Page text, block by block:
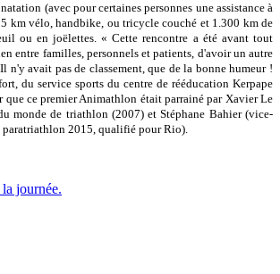
(avec pour certaines personnes une assistance à
km vélo, handbike, ou tricycle couché et 1.300 km de
ou en joëlettes. « Cette rencontre a été avant tout
entre familles, personnels et patients, d'avoir un autre
n'y avait pas de classement, que de la bonne humeur !
du service sports du centre de rééducation Kerpape
ce premier Animathlon était parrainé par Xavier Le
monde de triathlon (2007) et Stéphane Bahier (vice-
paratriathlon 2015, qualifié pour Rio).
journée.